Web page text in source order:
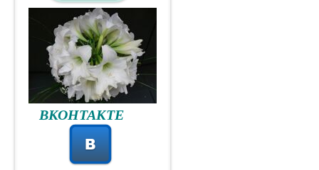
ВКОНТАКТЕ